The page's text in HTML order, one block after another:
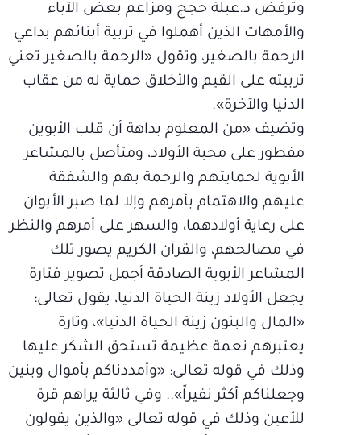
وترفض د.عبلة حجج ومزاعم بعض الآباء
والأمهات الذين أهملوا في تربية أبنائهم بداعي
الرحمة بالصغير، وتقول «الرحمة بالصغير تعني
تربيته على القيم والأخلاق حماية له من عقاب
الدنيا والآخرة».
وتضيف «من المعلوم بداهة أن قلب الأبوين
مفطور على محبة الأولاد، ومتأصل بالمشاعر
الأبوية لحمايتهم والرحمة بهم والشفقة
عليهم والاهتمام بأمرهم وإلا لما صبر الأبوان
على رعاية أولادهما، والسهر على أمرهم والنظر
في مصالحهم، والقرآن الكريم يصور تلك
المشاعر الأبوية الصادقة أجمل تصوير فتارة
يجعل الأولاد زينة الحياة الدنيا، يقول تعالى:
«المال والبنون زينة الحياة الدنيا»، وتارة
يعتبرهم نعمة عظيمة تستحق الشكر عليها
وذلك في قوله تعالى: «وأمددناكم بأموال وبنين
وجعلناكم أكثر نفيراً».. وفي ثالثة يراهم قرة
للأعين وذلك في قوله تعالى «والذين يقولون